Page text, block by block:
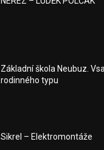
Základní škola Neubuz.
rodinného typu
Sikrel – Elektromontáže